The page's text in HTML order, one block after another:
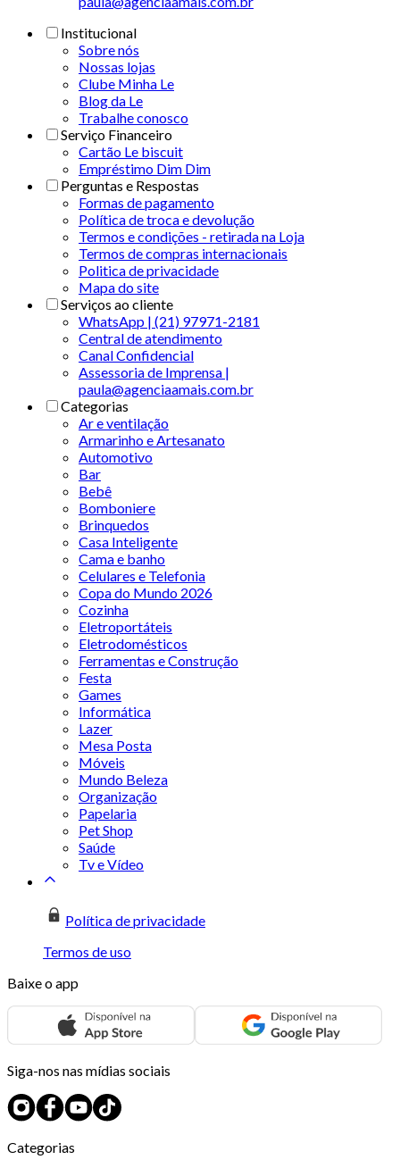
Institucional
Sobre nós
Nossas lojas
Clube Minha Le
Blog da Le
Trabalhe conosco
Serviço Financeiro
Cartão Le biscuit
Empréstimo Dim Dim
Perguntas e Respostas
Formas de pagamento
Política de troca e devolução
Termos e condições - retirada na Loja
Termos de compras internacionais
Politica de privacidade
Mapa do site
Serviços ao cliente
WhatsApp | (21) 97971-2181
Central de atendimento
Canal Confidencial
Assessoria de Imprensa |
paula@agenciaamais.com.br
Categorias
Ar e ventilação
Armarinho e Artesanato
Automotivo
Bar
Bebê
Bomboniere
Brinquedos
Casa Inteligente
Cama e banho
Celulares e Telefonia
Copa do Mundo 2026
Cozinha
Eletroportáteis
Eletrodomésticos
Ferramentas e Construção
Festa
Games
Informática
Lazer
Mesa Posta
Móveis
Mundo Beleza
Organização
Papelaria
Pet Shop
Saúde
Tv e Vídeo
Política de privacidade
Termos de uso
Baixe o app
Siga-nos nas mídias sociais
Categorias